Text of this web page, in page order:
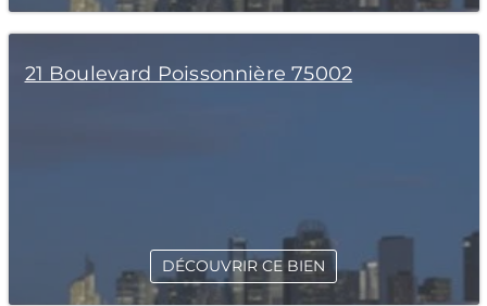
21 Boulevard Poissonnière 75002
DÉCOUVRIR CE BIEN